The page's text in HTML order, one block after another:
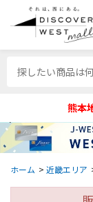
熊本
ホーム > 近畿エリア